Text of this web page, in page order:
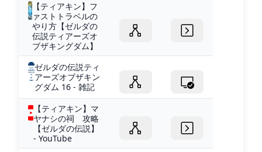
【ティアキン】フ
ァストトラベルの
やり方【ゼルダの
伝説ティアーズオ
ブザキングダム】
ゼルダの伝説ティ
アーズオブザキン
グダム 16 - 雑記
【ティアキン】マ
ヤナシの祠 攻略
【ゼルダの伝説】
- YouTube